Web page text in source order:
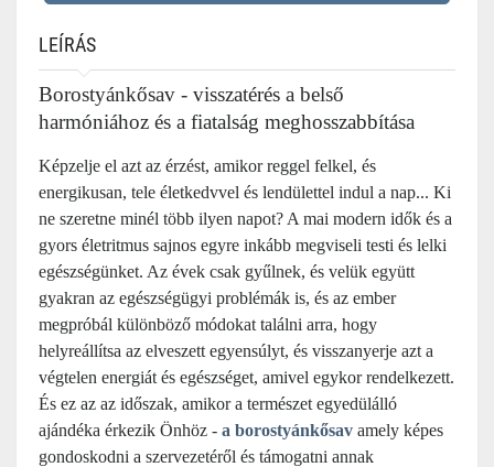
LEÍRÁS
Borostyánkősav - visszatérés a belső
harmóniához és a fiatalság meghosszabbítása
Képzelje el azt az érzést, amikor reggel felkel, és
energikusan, tele életkedvvel és lendülettel indul a nap... Ki
ne szeretne minél több ilyen napot? A mai modern idők és a
gyors életritmus sajnos egyre inkább megviseli testi és lelki
egészségünket. Az évek csak gyűlnek, és velük együtt
gyakran az egészségügyi problémák is, és az ember
megpróbál különböző módokat találni arra, hogy
helyreállítsa az elveszett egyensúlyt, és visszanyerje azt a
végtelen energiát és egészséget, amivel egykor rendelkezett.
És ez az az időszak, amikor a természet egyedülálló
ajándéka érkezik Önhöz - a borostyánkősav amely képes
gondoskodni a szervezetéről és támogatni annak